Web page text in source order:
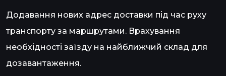
Додавання нових адрес доставки під час руху
транспорту за маршрутами. Врахування
необхідності заїзду на найближчий склад для
дозавантаження.